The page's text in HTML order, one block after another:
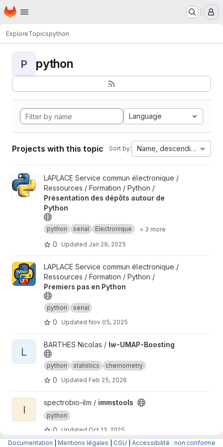
Skip to main content
Homepage
ExploreTopicspython
P python
Language
Projects with this topic Sort by: Name, descending
View Présentation des dépôts autour de Python project
LAPLACE Service commun électronique /
Ressources / Formation / Python /
Présentation des dépôts autour de
Python
python serial Electronique + 3 more
0 Updated Jan 29, 2025
View Premiers pas en Python project
LAPLACE Service commun électronique /
Ressources / Formation / Python /
Premiers pas en Python
python serial
0 Updated Nov 05, 2025
View lw-UMAP-Boosting project
L
BARTHES Nicolas / lw-UMAP-Boosting
python statistics chemometry
0 Updated Feb 25, 2026
View immstools project
I
spectrobio-ilm / immstools
python
0 Updated Oct 13, 2025
Documentation
Mentions légales CGU Accessibilité : non conforme